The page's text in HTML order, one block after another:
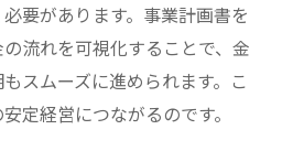
要があります。事業計画書を
流れを可視化することで、金
スムーズに進められます。こ
定経営につながるのです。